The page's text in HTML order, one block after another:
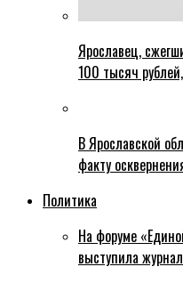
Ярославец,
100 тысяч
В Ярославской
факту
Политика
На форуме
выступила